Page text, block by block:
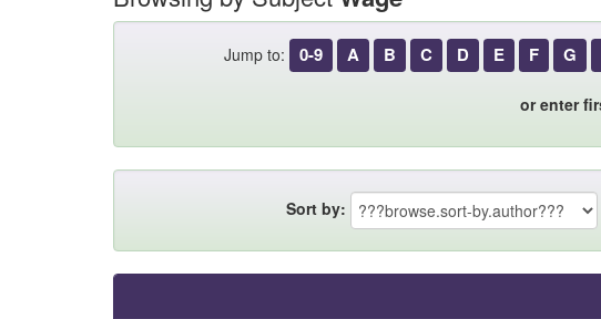
Jump to: 0-9 A B C D E F G
or enter
Sort by: